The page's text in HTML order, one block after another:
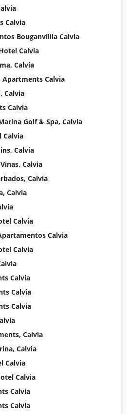
Calvia
Bouganvillia Calvia
Calvia
Calvia
Apartments Calvia
Calvia
Calvia
Golf & Spa, Calvia
Calvia
Calvia
Calvia
Calvia
Calvia
Calvia
Calvia
Calvia
Calvia
Calvia
Calvia
Calvia
Calvia
Calvia
Calvia
Calvia
Calvia